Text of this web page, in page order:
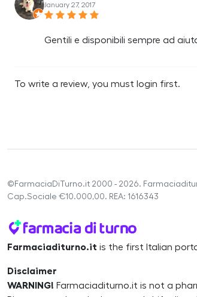
January 27, 2017
Gentili e disponibili sempre ad
To write a review, you must login first.
©FarmaciaDiTurno.it 2000 - 2026.
Cap.Sociale €10.000,00. REA: 1616343
Farmaciaditurno.it is the first Italian
Disclaimer
WARNING! Farmaciaditurno.it is not a